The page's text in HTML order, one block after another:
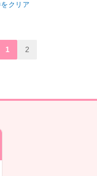
クリア
1 2